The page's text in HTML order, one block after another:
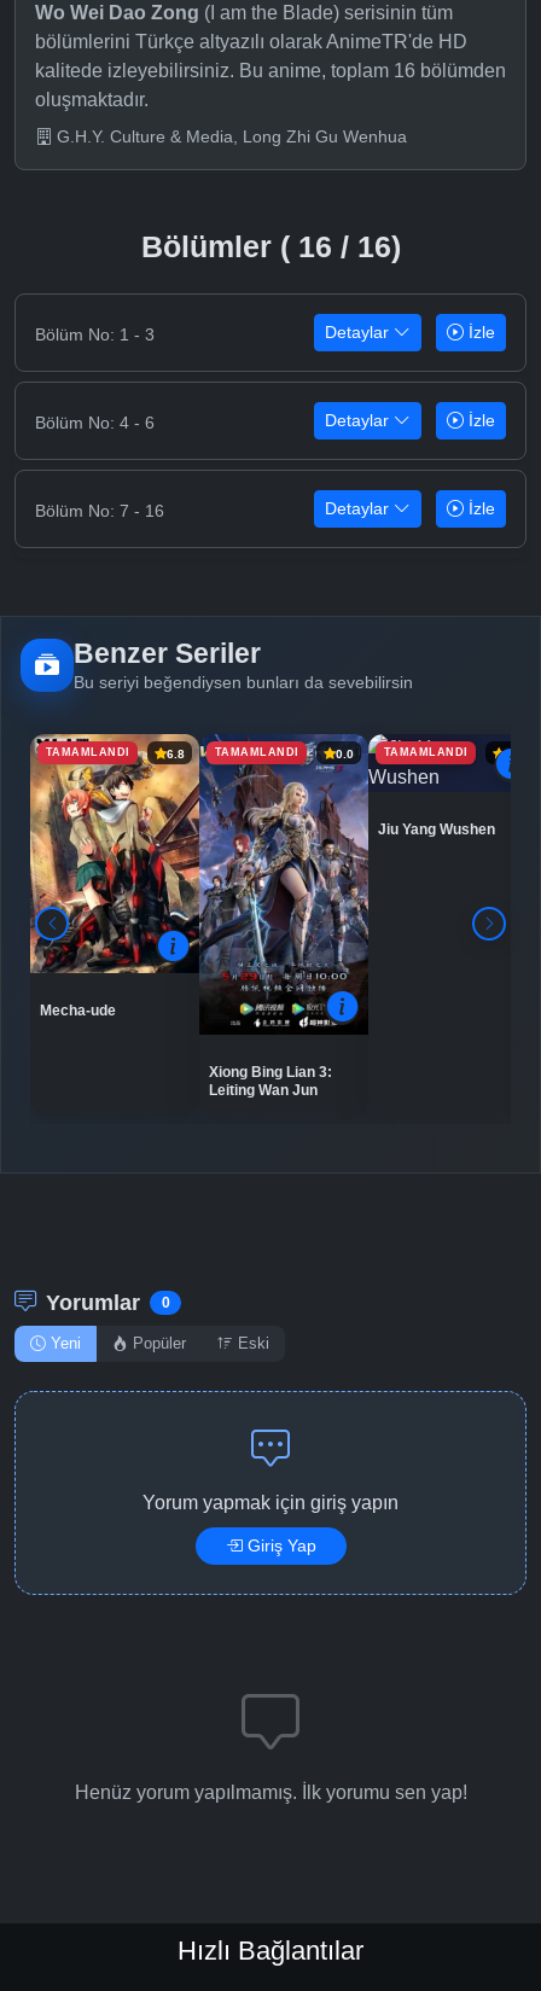
Wo Wei Dao Zong (I am the Blade) serisinin tüm
bölümlerini Türkçe altyazılı olarak AnimeTR'de HD
kalitede izleyebilirsiniz. Bu anime, toplam 16 bölümden
oluşmaktadır.
G.H.Y. Culture & Media, Long Zhi Gu Wenhua
Bölümler ( 16 / 16)
Bölüm No: 1 - 3 Detaylar İzle
Bölüm No: 4 - 6 Detaylar İzle
Bölüm No: 7 - 16 Detaylar İzle
Benzer Seriler
Bu seriyi beğendiysen bunları da sevebilirsin
TAMAMLANDI 6.8
Mecha-ude
TAMAMLANDI 0.0
Xiong Bing Lian 3:
Leiting Wan Jun
TAMAMLANDI 6.9
Jiu Yang Wushen
Yorumlar 0
Yeni Popüler Eski
Yorum yapmak için giriş yapın
Giriş Yap
Henüz yorum yapılmamış. İlk yorumu sen yap!
Hızlı Bağlantılar